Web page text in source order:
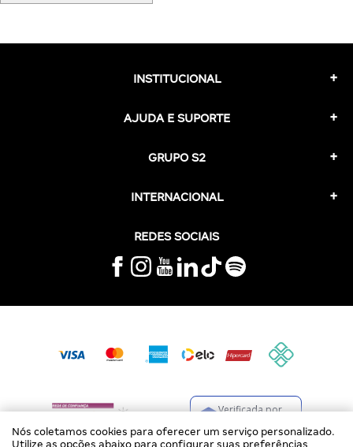
INSTITUCIONAL
AJUDA E SUPORTE
GRUPO S2
INTERNACIONAL
REDES SOCIAIS
Verificada por
Nós coletamos cookies para oferecer um serviço personalizado.
Utilize as opções abaixo para configurar suas preferências